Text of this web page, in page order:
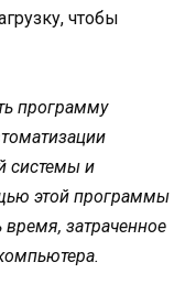
чтобы
программу
системы и
этой программы
затраченное